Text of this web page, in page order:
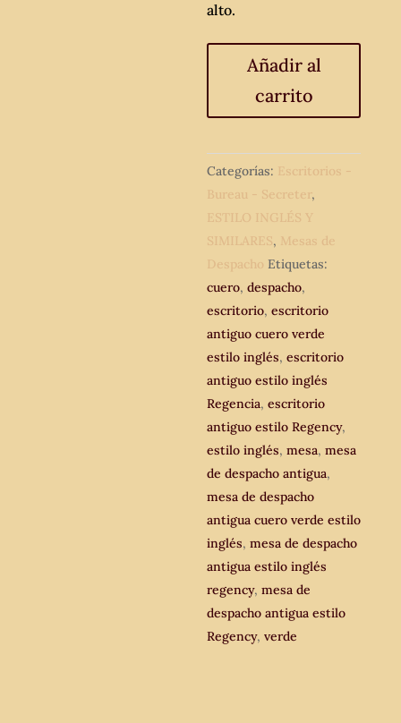
alto.
despacho
antigua
verde
estilo
inglés
Regency
190
cm.
Escritorio
antiguo
estilo
Regencia.
cantidad
Añadir al
carrito
Categorías: Escritorios -
Bureau - Secreter,
ESTILO INGLÉS Y
SIMILARES, Mesas de
Despacho Etiquetas:
cuero,despacho,
escritorio,escritorio
antiguo cuero verde
estilo inglés,escritorio
antiguo estilo inglés
Regencia,escritorio
antiguo estilo Regency,
estilo inglés,mesa,mesa
de despacho antigua,
mesa de despacho
antigua cuero verde estilo
inglés,mesa de despacho
antigua estilo inglés
regency,mesa de
despacho antigua estilo
Regency,verde